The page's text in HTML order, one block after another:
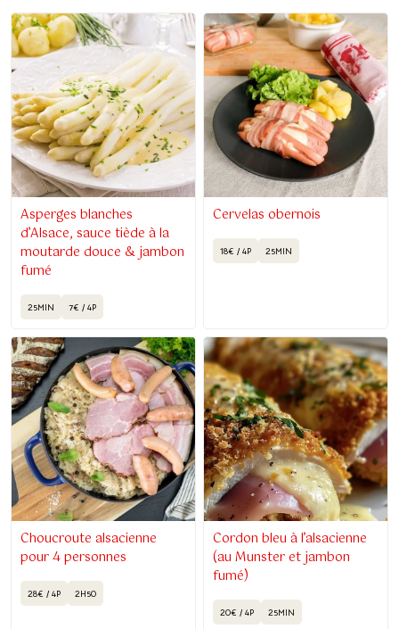
Asperges blanches
d’Alsace, sauce tiède à la
moutarde douce & jambon
fumé
25MIN 7€ / 4P
Cervelas obernois
18€ / 4P 25MIN
Choucroute alsacienne
pour 4 personnes
28€ / 4P 2H50
Cordon bleu à l’alsacienne
(au Munster et jambon
fumé)
20€ / 4P 25MIN